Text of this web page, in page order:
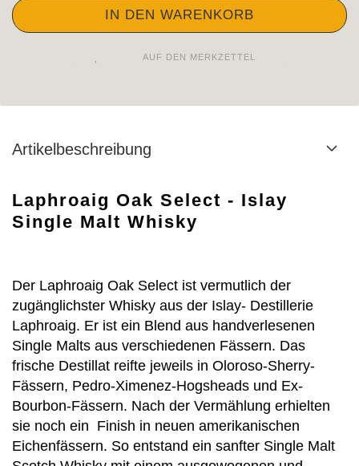
AUF DEN MERKZETTEL
Artikelbeschreibung
Laphroaig Oak Select - Islay
Single Malt Whisky
Der Laphroaig Oak Select ist vermutlich der
zugänglichster Whisky aus der Islay- Destillerie
Laphroaig. Er ist ein Blend aus handverlesenen
Single Malts aus verschiedenen Fässern. Das
frische Destillat reifte jeweils in Oloroso-Sherry-
Fässern, Pedro-Ximenez-Hogsheads und Ex-
Bourbon-Fässern. Nach der Vermählung erhielten
sie noch ein Finish in neuen amerikanischen
Eichenfässern. So entstand ein sanfter Single Malt